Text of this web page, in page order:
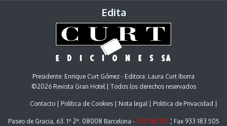
Edita
Presidente: Enrique Curt Gómez - Editora: Laura Curt Iborra
©2026 Revista Gran Hotel | Todos los derechos reservados
Contacto Política de Cookies Nota legal Politica de Privacidad
Paseo de Gracia, 63. 1º 2ª. 08008 Barcelona - 933 180 101 ¦ Fax 933 183 505